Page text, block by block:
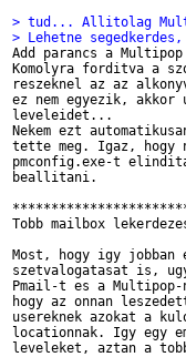
> tud... Allitolag
> Lehetne
Add parancs a
Komolyra forditva a
reszeknel az az
ez nem egyezik, akkor
leveleidet...
Nekem ezt
tette meg. Igaz, hogy
pmconfig.exe-t
beallitani.
Tobb mailbox
Most, hogy igy jobban
szetvalogatasat is,
Pmail-t es a
hogy az onnan
usereknek azokat a
locationnak. Igy egy
leveleket, aztan a